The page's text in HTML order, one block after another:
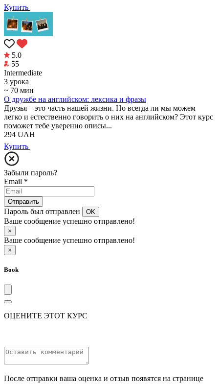
Купить
5.0
55
Intermediate
3 урока
~ 70 мин
О дружбе на английском: лексика и фразы
Друзья – это часть нашей жизни. Но всегда ли мы можем
легко и естественно говорить о них на английском? Этот курс
поможет тебе уверенно описы...
294 UAH
Купить
Забыли пароль?
Email *
Отправить
Пароль был отправлен OK
Ваше сообщение успешно отправлено!
×
Ваше сообщение успешно отправлено!
×
Book
ОЦЕНИТЕ ЭТОТ КУРС
После отправки ваша оценка и отзыв появятся на странице